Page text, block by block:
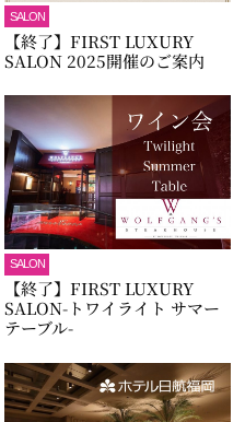
SALON
【終了】FIRST LUXURY
SALON 2025開催のご案内
SALON
【終了】FIRST LUXURY
SALON-トワイライト サマー
テーブル-